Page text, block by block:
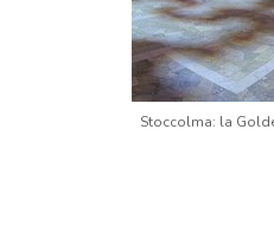
Stoccolma: la